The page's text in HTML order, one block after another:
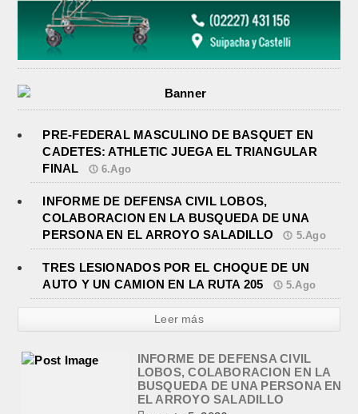
PRE-FEDERAL MASCULINO DE BASQUET EN
CADETES: ATHLETIC JUEGA EL TRIANGULAR
FINAL
6.Ago
INFORME DE DEFENSA CIVIL LOBOS,
COLABORACION EN LA BUSQUEDA DE UNA
PERSONA EN EL ARROYO SALADILLO
5.Ago
TRES LESIONADOS POR EL CHOQUE DE UN
AUTO Y UN CAMION EN LA RUTA 205
5.Ago
Leer más
INFORME DE DEFENSA CIVIL
BUSQUEDA DE UNA PERSONA EN
EL ARROYO SALADILLO
agosto 5, 2026
En las primeras horas de la tarde del
martes, el Intendente Jorge
par de...
TRES LESIONADOS POR EL
CHOQUE DE UN AUTO Y UN
CAMION EN LA RUTA 205